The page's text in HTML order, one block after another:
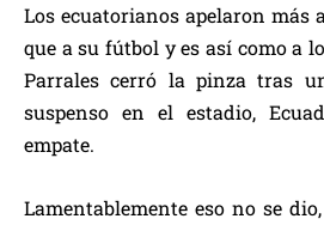
Los ecuatorianos apelaron más
que a su fútbol y es así como a
Parrales cerró la pinza tras
suspenso en el estadio,
empate.
Lamentablemente eso no se